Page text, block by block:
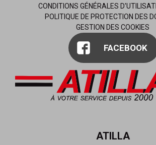
CONDITIONS GÉNÉRALES
POLITIQUE DE PROTECTION DES
GESTION DES COOKIES
FACEBOOK
ATILLA